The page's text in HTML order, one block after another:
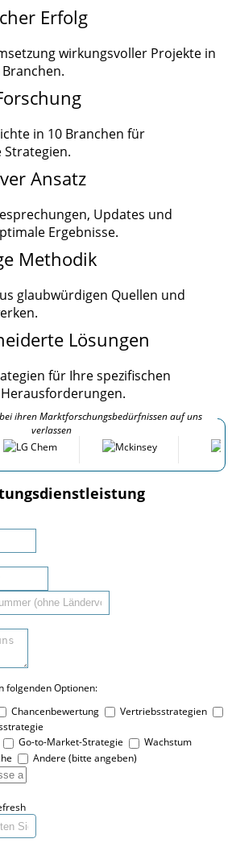
Erfolg
wirkungsvoller Projekte in
in 10 Branchen für
Ansatz
Updates und
Ergebnisse.
Methodik
glaubwürdigen Quellen und
Lösungen
für Ihre spezifischen
ihren Marktforschungsbedürfnissen auf uns
verlassen
folgenden Optionen:
Chancenbewertung
Vertriebsstrategien
Go-to-Market-Strategie
Wachstum
Andere (bitte angeben)